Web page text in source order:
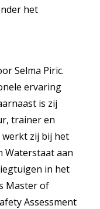
het
Selma Piric.
ervaring
is zij
trainer en
zij bij het
Waterstaat aan
in het
Master of
Assessment